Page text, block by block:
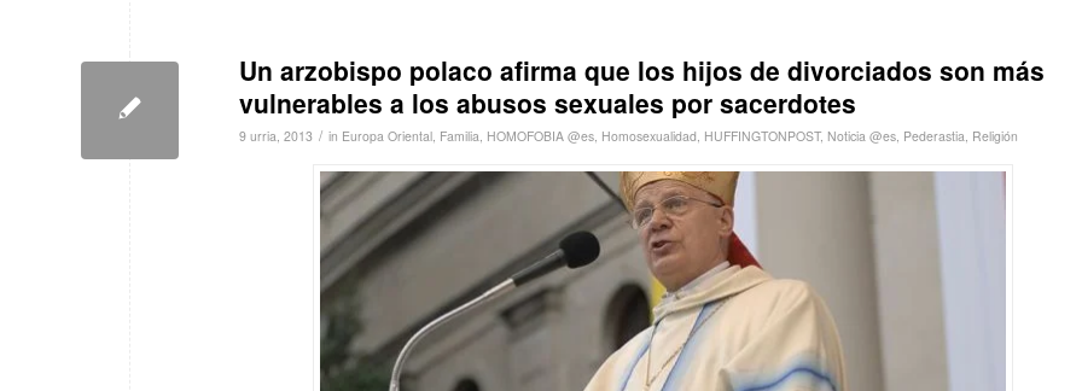
Un arzobispo polaco afirma que los hijos de divorciados son más
vulnerables a los abusos sexuales por sacerdotes
9 urria, 2013 / in Europa Oriental Familia HOMOFOBIA @es Homosexualidad HUFFINGTONPOST, Noticia @es Pederastia Religión